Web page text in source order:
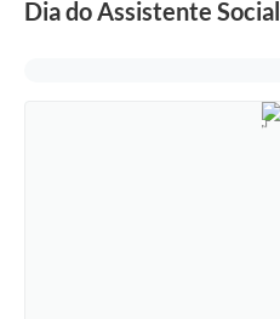
Dia do Assistente Social